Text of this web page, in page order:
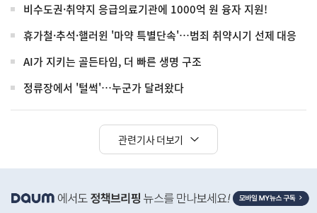
비수도권·취약지 응급의료기관에 1000억 원 융자 지원!
휴가철·추석·핼러윈 '마약 특별단속'…범죄 취약시기 선제 대응
AI가 지키는 골든타임, 더 빠른 생명 구조
정류장에서 '털썩'…누군가 달려왔다
관련기사 더보기
단